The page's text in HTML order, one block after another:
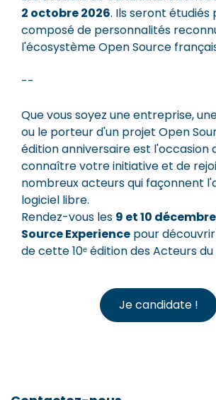
2 octobre 2026. Ils seront étudiés
composé de personnalités
l'écosystème Open Source
--
Que vous soyez une entreprise,
ou le porteur d'un projet Open
édition anniversaire est l'occasion
connaître votre initiative et de
nombreux acteurs qui façonnent
logiciel libre.
Rendez-vous les 9 et 10
Source Experience pour
de cette 10ᵉ édition des Acteurs du
Je candidate !